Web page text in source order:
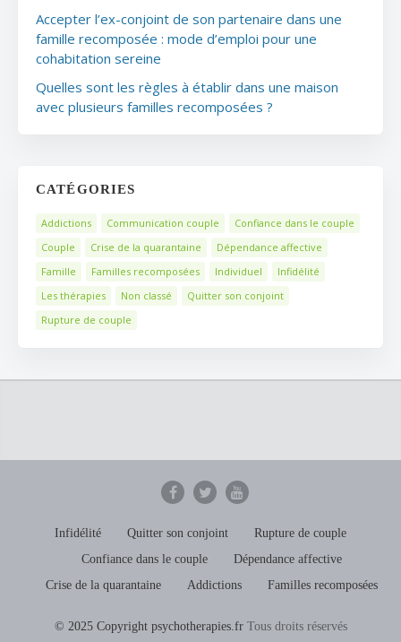
Accepter l’ex-conjoint de son partenaire dans une
famille recomposée : mode d’emploi pour une
cohabitation sereine
Quelles sont les règles à établir dans une maison
avec plusieurs familles recomposées ?
CATÉGORIES
Addictions Communication couple
Confiance dans le couple
Couple
Crise de la quarantaine
Dépendance affective
Famille
Familles recomposées Individuel
Infidélité
Les thérapies
Non classé
Quitter son conjoint
Rupture de couple
Infidélité Quitter son conjoint
Rupture de couple
Confiance dans le couple
Dépendance affective
Crise de la quarantaine
Addictions Familles recomposées
© 2025 Copyright psychotherapies.frTous droits réservés